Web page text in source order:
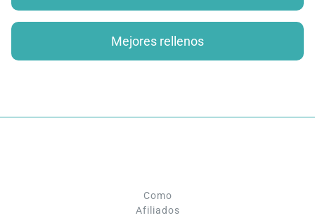
Mejores rellenos
Como
Afiliados